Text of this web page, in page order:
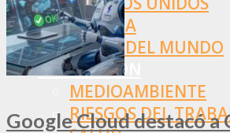
EUROPA
RESTO DEL MUNDO
PREVENCIÓN
MEDIOAMBIENTE
RIESGOS DEL
Google Cloud destacó a